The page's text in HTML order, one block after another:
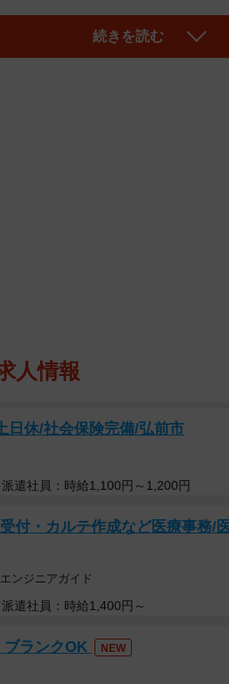
』『白夜行』で“天才子役”として
トが早かった分、自分と周りを見
ではないか？というような気持ち
ックスがありました」。
続きを読む
人情報
日休/社会保険完備/弘前市
派遣社員：時給1,100円～1,200円
付・カルテ作成など医療事務/
ンジニアガイド
派遣社員：時給1,400円～
ブランクOK NEW